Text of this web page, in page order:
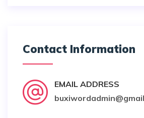
Contact Information
EMAIL ADDRESS